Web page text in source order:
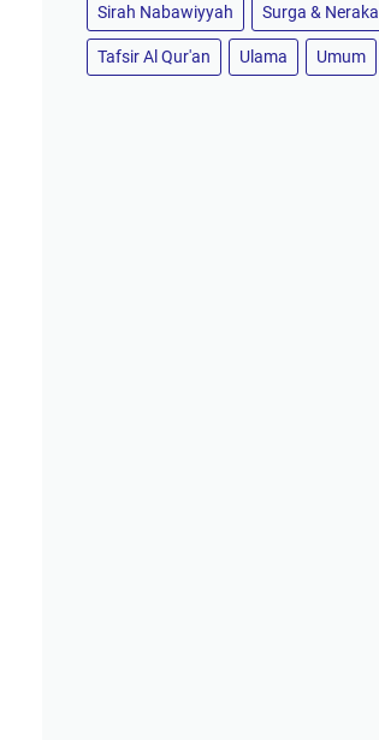
Sirah Nabawiyyah Surga & Neraka
Tafsir Al Qur'an Ulama Umum